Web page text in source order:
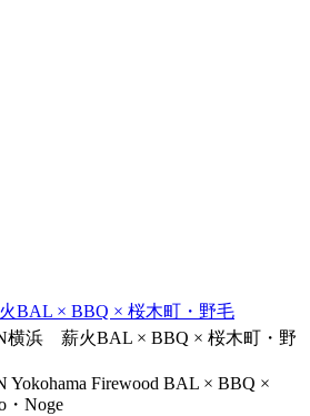
横浜 薪火BAL × BBQ × 桜木町・野
Yokohama Firewood BAL × BBQ ×
・Noge